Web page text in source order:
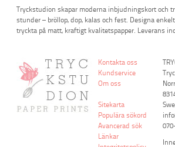
Tryckstudion skapar moderna inbjudningskort och
stunder – bröllop, dop, kalas och fest. Designa
tryckta på matt, kraftigt kvalitetspapper. Leverans
Kontakta oss
Kundservice
Om oss
Sitekarta
Populära sökord
Avancerad sök
Länkar